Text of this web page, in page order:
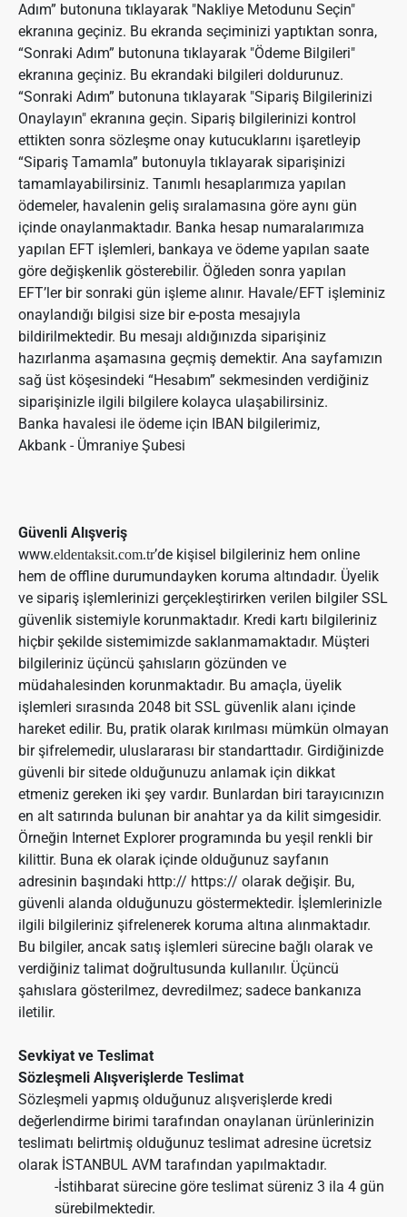
Adım” butonuna tıklayarak "Nakliye Metodunu Seçin"
ekranına geçiniz. Bu ekranda seçiminizi yaptıktan sonra,
“Sonraki Adım” butonuna tıklayarak "Ödeme Bilgileri"
ekranına geçiniz. Bu ekrandaki bilgileri doldurunuz.
“Sonraki Adım” butonuna tıklayarak "Sipariş Bilgilerinizi
Onaylayın" ekranına geçin. Sipariş bilgilerinizi kontrol
ettikten sonra sözleşme onay kutucuklarını işaretleyip
“Sipariş Tamamla” butonuyla tıklayarak siparişinizi
tamamlayabilirsiniz. Tanımlı hesaplarımıza yapılan
ödemeler, havalenin geliş sıralamasına göre aynı gün
içinde onaylanmaktadır. Banka hesap numaralarımıza
yapılan EFT işlemleri, bankaya ve ödeme yapılan saate
göre değişkenlik gösterebilir. Öğleden sonra yapılan
EFT’ler bir sonraki gün işleme alınır. Havale/EFT işleminiz
onaylandığı bilgisi size bir e-posta mesajıyla
bildirilmektedir. Bu mesajı aldığınızda siparişiniz
hazırlanma aşamasına geçmiş demektir. Ana sayfamızın
sağ üst köşesindeki “Hesabım” sekmesinden verdiğiniz
siparişinizle ilgili bilgilere kolayca ulaşabilirsiniz.
Banka havalesi ile ödeme için IBAN bilgilerimiz,
Akbank - Ümraniye Şubesi
Güvenli Alışveriş
www.eldentaksit.com.tr’de kişisel bilgileriniz hem online
hem de offline durumundayken koruma altındadır. Üyelik
ve sipariş işlemlerinizi gerçekleştirirken verilen bilgiler SSL
güvenlik sistemiyle korunmaktadır. Kredi kartı bilgileriniz
hiçbir şekilde sistemimizde saklanmamaktadır. Müşteri
bilgileriniz üçüncü şahısların gözünden ve
müdahalesinden korunmaktadır. Bu amaçla, üyelik
işlemleri sırasında 2048 bit SSL güvenlik alanı içinde
hareket edilir. Bu, pratik olarak kırılması mümkün olmayan
bir şifrelemedir, uluslararası bir standarttadır. Girdiğinizde
güvenli bir sitede olduğunuzu anlamak için dikkat
etmeniz gereken iki şey vardır. Bunlardan biri tarayıcınızın
en alt satırında bulunan bir anahtar ya da kilit simgesidir.
Örneğin Internet Explorer programında bu yeşil renkli bir
kilittir. Buna ek olarak içinde olduğunuz sayfanın
adresinin başındaki http:// https:// olarak değişir. Bu,
güvenli alanda olduğunuzu göstermektedir. İşlemlerinizle
ilgili bilgileriniz şifrelenerek koruma altına alınmaktadır.
Bu bilgiler, ancak satış işlemleri sürecine bağlı olarak ve
verdiğiniz talimat doğrultusunda kullanılır. Üçüncü
şahıslara gösterilmez, devredilmez; sadece bankanıza
iletilir.
Sevkiyat ve Teslimat
Sözleşmeli Alışverişlerde Teslimat
Sözleşmeli yapmış olduğunuz alışverişlerde kredi
değerlendirme birimi tarafından onaylanan ürünlerinizin
teslimatı belirtmiş olduğunuz teslimat adresine ücretsiz
olarak İSTANBUL AVM tarafından yapılmaktadır.
-İstihbarat sürecine göre teslimat süreniz 3 ila 4 gün
sürebilmektedir.